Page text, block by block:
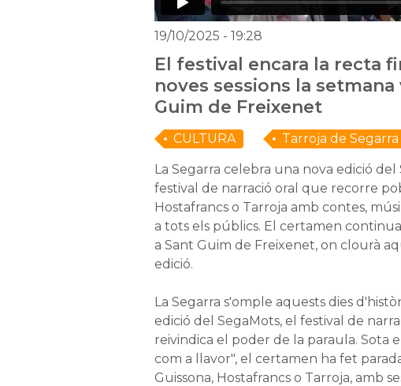
19/10/2025 - 19:28
El festival encara la recta
noves sessions la
Guim de Freixenet
CULTURA Tarroja de Segarra
La Segarra celebra una nova edició del
festival de narració oral que recorre
Hostafrancs o Tarroja amb contes,
a tots els públics. El certamen
a Sant Guim de Freixenet, on clourà
edició.
La Segarra s'omple aquests dies
edició del SegaMots, el festival de
reivindica el poder de la paraula. Sota
com a llavor", el certamen ha fet
Guissona, Hostafrancs o Tarroja, amb